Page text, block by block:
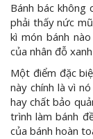
Bánh bác không
phải thấy nức
kì món bánh
của nhân đỗ
Một điểm đặc
này chính là vì
hay chất bảo
trình làm bánh
của bánh hoàn